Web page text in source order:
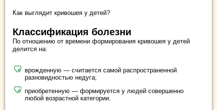
Как выглядит кривошея у детей?
Классификация болезни
По отношению от времени формирования кривошея у детей
делится на:
врожденную — считается самой распространенной
разновидностью недуга;
приобретенную — формируется у людей совершенно
любой возрастной категории.